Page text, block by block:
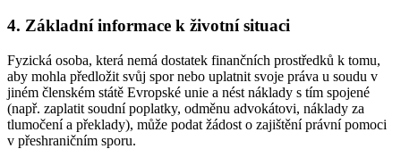
4. Základní informace k životní situaci
Fyzická osoba, která nemá dostatek finančních prostředků k tomu,
aby mohla předložit svůj spor nebo uplatnit svoje práva u soudu v
jiném členském státě Evropské unie a nést náklady s tím spojené
(např. zaplatit soudní poplatky, odměnu advokátovi, náklady za
tlumočení a překlady), může podat žádost o zajištění právní pomoci
v přeshraničním sporu.